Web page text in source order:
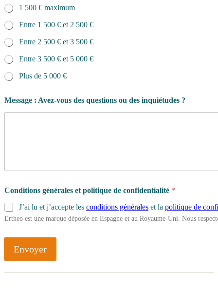
1 500 € maximum
Entre 1 500 € et 2 500 €
Entre 2 500 € et 3 500 €
Entre 3 500 € et 5 000 €
Plus de 5 000 €
Message : Avez-vous des questions ou des inquiétudes ?
Conditions générales et politique de confidentialité *
J’ai lu et j’accepte les conditions générales et la politique de
Ertheo est une marque déposée en Espagne et au Royaume-Uni. Nous
Envoyer